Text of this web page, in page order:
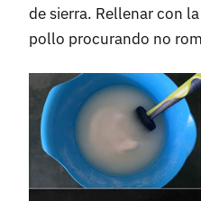
de sierra. Rellenar con
pollo procurando no